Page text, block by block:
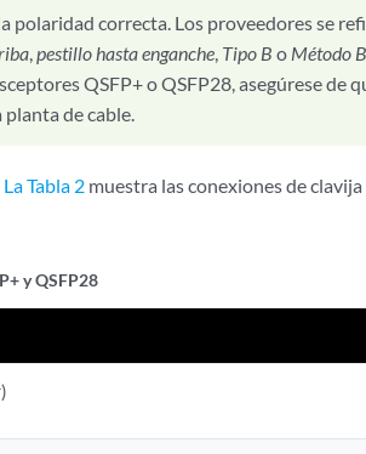
polaridad correcta. Los proveedores se
,pestillo hasta enganche, Tipo B o Método B
QSFP+ o QSFP28, asegúrese de
de cable.
La Tabla 2 muestra las conexiones de
y QSFP28